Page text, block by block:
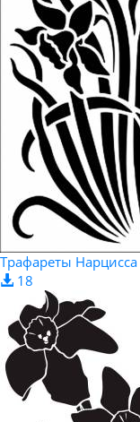
Трафареты Нарцисса
18